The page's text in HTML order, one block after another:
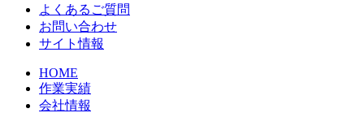
よくあるご質問
お問い合わせ
サイト情報
HOME
作業実績
会社情報